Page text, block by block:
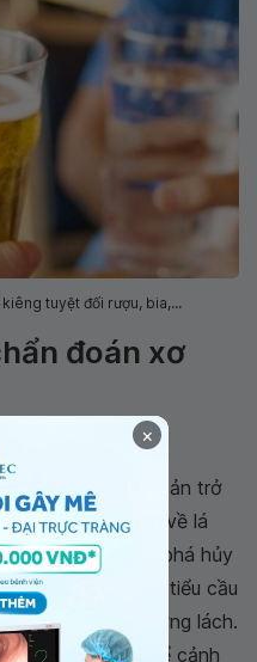
tuyệt đối rượu, bia,...
đoán xơ
xơ ở gan sẽ gây cản trở
sẽ bị chảy ngược về lá
lách sẽ giữ lại và phá hủy
cầu, bạch cầu, tiểu cầu
là hiện tượng cường lách.
tiểu cầu có thể cảnh
×